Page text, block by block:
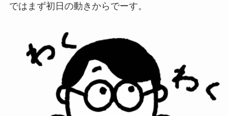
ではまず初日の動きからでーす。